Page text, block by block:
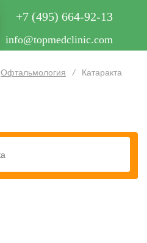
+7 (495) 664-92-13
info@topmedclinic.com
Офтальмология / Катаракта